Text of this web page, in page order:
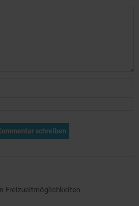
Freizueitmöglichkeiten